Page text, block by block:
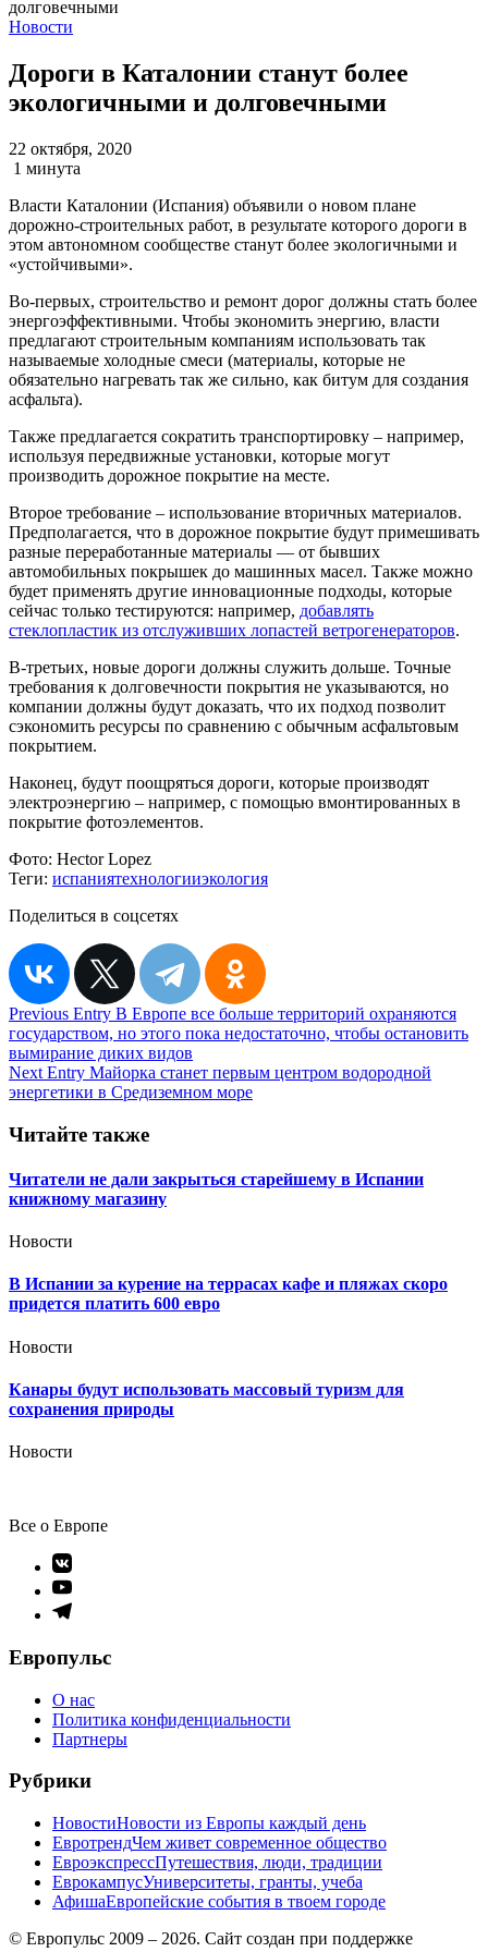
Новости
Дороги в Каталонии станут более
экологичными и долговечными
22 октября, 2020
1 минута
Власти Каталонии (Испания) объявили о новом плане
дорожно-строительных работ, в результате которого дороги в
этом автономном сообществе станут более экологичными и
«устойчивыми».
Во-первых, строительство и ремонт дорог должны стать более
энергоэффективными. Чтобы экономить энергию, власти
предлагают строительным компаниям использовать так
называемые холодные смеси (материалы, которые не
обязательно нагревать так же сильно, как битум для создания
асфальта).
Также предлагается сократить транспортировку – например,
используя передвижные установки, которые могут
производить дорожное покрытие на месте.
Второе требование – использование вторичных материалов.
Предполагается, что в дорожное покрытие будут примешивать
разные переработанные материалы — от бывших
автомобильных покрышек до машинных масел. Также можно
будет применять другие инновационные подходы, которые
сейчас только тестируются: например, добавлять
стеклопластик из отслуживших лопастей ветрогенераторов.
В-третьих, новые дороги должны служить дольше. Точные
требования к долговечности покрытия не указываются, но
компании должны будут доказать, что их подход позволит
сэкономить ресурсы по сравнению с обычным асфальтовым
покрытием.
Наконец, будут поощряться дороги, которые производят
электроэнергию – например, с помощью вмонтированных в
покрытие фотоэлементов.
Фото: Hector Lopez
Теги: испаниятехнологииэкология
Поделиться в соцсетях
Навигация
по
записям
Previous Entry В Европе все больше территорий охраняются
государством, но этого пока недостаточно, чтобы остановить
вымирание диких видов
Next Entry Майорка станет первым центром водородной
энергетики в Средиземном море
Читайте также
Читатели не дали закрыться старейшему в Испании
книжному магазину
Новости
В Испании за курение на террасах кафе и пляжах скоро
придется платить 600 евро
Новости
Канары будут использовать массовый туризм для
сохранения природы
Новости
Все о Европе
Элемент
меню
Элемент
меню
Элемент
Европульс
О нас
Политика конфиденциальности
Партнеры
Рубрики
НовостиНовости из Европы каждый день
ЕвротрендЧем живет современное общество
ЕвроэкспрессПутешествия, люди, традиции
ЕврокампусУниверситеты, гранты, учеба
АфишаЕвропейские события в твоем городе
© Европульс 2009 – 2026. Сайт создан при поддержке